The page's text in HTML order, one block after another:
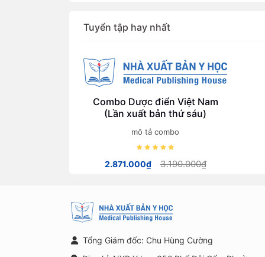
Tuyển tập hay nhất
Combo Dược điển Việt Nam
(Lần xuất bản thứ sáu)
mô tả combo
2.871.000₫ 3.190.000₫
Tổng Giám đốc: Chu Hùng Cường